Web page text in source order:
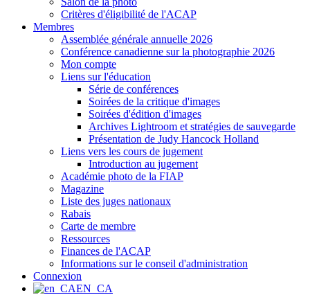
Critères d'éligibilité de l'ACAP
Membres
Assemblée générale annuelle 2026
Conférence canadienne sur la photographie 2026
Mon compte
Liens sur l'éducation
Série de conférences
Soirées de la critique d'images
Soirées d'édition d'images
Archives Lightroom et stratégies de sauvegarde
Présentation de Judy Hancock Holland
Liens vers les cours de jugement
Introduction au jugement
Académie photo de la FIAP
Magazine
Liste des juges nationaux
Rabais
Carte de membre
Ressources
Finances de l'ACAP
Informations sur le conseil d'administration
Connexion
EN_CA